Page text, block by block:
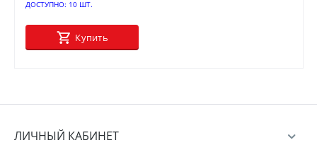
ДОСТУПНО: 10 ШТ.
Купить
ЛИЧНЫЙ КАБИНЕТ